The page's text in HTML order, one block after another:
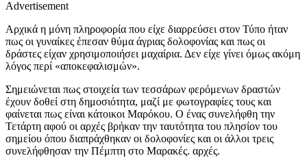
Advertisement
Αρχικά η μόνη πληροφορία που είχε διαρρεύσει στον Τύπο ήταν
πως οι γυναίκες έπεσαν θύμα άγριας δολοφονίας και πως οι
δράστες είχαν χρησιμοποιήσει μαχαίρια. Δεν είχε γίνει όμως ακόμη
λόγος περί «αποκεφαλισμών».
Σημειώνεται πως στοιχεία των τεσσάρων φερόμενων δραστών
έχουν δοθεί στη δημοσιότητα, μαζί με φωτογραφίες τους και
φαίνεται πως είναι κάτοικοι Μαρόκου. Ο ένας συνελήφθη την
Τετάρτη αφού οι αρχές βρήκαν την ταυτότητα του πλησίον του
σημείου όπου διαπράχθηκαν οι δολοφονίες και οι άλλοι τρεις
συνελήφθησαν την Πέμπτη στο Μαρακές. αρχές.